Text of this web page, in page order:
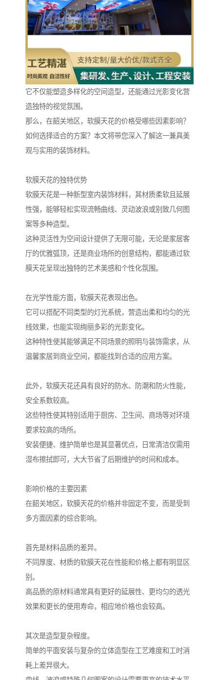
它不仅能塑造多样化的空间造型，还能通过光影变化营
造独特的视觉氛围。
那么，在韶关地区，软膜天花的价格受哪些因素影响？
如何选择适合的方案？本文将带您深入了解这一兼具美
观与实用的装饰材料。
软膜天花的独特优势
软膜天花是一种新型室内装饰材料，其材质柔软且延展
性强，能够轻松实现流畅曲线、灵动波浪或别致几何图
案等多种造型。
这种灵活性为空间设计提供了无限可能，无论是家居客
厅的优雅弧顶，还是商业场所的创意结构，都能通过软
膜天花呈现出独特的艺术美感和个性化氛围。
在光学性能方面，软膜天花表现出色。
它可以搭配不同类型的灯光系统，营造出柔和均匀的光
线效果，也能实现绚丽多彩的光影变化。
这种特性使其能够满足不同场景的照明与装饰需求，从
温馨家居到商业空间，都能找到合适的应用方案。
此外，软膜天花还具有良好的防水、防潮和防火性能，
安全系数较高。
这些特性使其特别适用于厨房、卫生间、商场等对环境
要求较高的场所。
安装便捷、维护简单也是其显著优点，日常清洁仅需用
湿布擦拭即可，大大节省了后期维护的时间和成本。
影响价格的主要因素
在韶关地区，软膜天花的价格并非固定不变，而是受到
多方面因素的综合影响。
首先是材料品质的差异。
不同厚度、材质的软膜天花在性能和价格上都有明显区
别。
高品质的原材料通常具有更好的延展性、更均匀的透光
效果和更长的使用寿命，相应地价格也会较高。
其次是造型复杂程度。
简单的平面安装与复杂的立体造型在工艺难度和工时消
耗上差异很大。